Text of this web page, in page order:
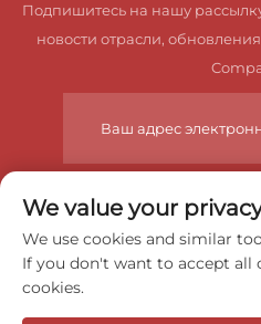
Подпишитесь на нашу
новости отрасли,
© 2025 China Dongguan Zeyuan
Co., Ltd. Все права защищены.
We value your
We use cookies and similar
If you don't want to accept all
cookies.